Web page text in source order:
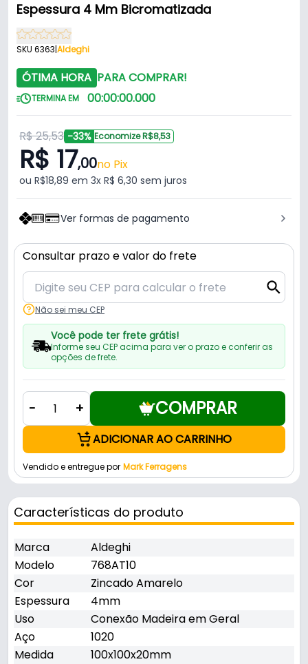
Espessura 4 Mm Bicromatizada
SKU 6363|Aldeghi
ÓTIMA HORA PARA COMPRAR!
TERMINA EM 00:00:00.000
R$ 25,53 -33% Economize R$8,53
R$ 17,00no Pix
ou R$18,89 em 3x R$ 6,30 sem juros
Ver formas de pagamento
Consultar prazo e valor do frete
Não sei meu CEP
Você pode ter frete grátis!
Informe seu CEP acima para ver o prazo e conferir as
opções de frete.
- + COMPRAR
ADICIONAR AO CARRINHO
Vendido e entregue por Mark Ferragens
Características do produto
Marca
Aldeghi
Modelo
768AT10
Cor
Zincado Amarelo
Espessura
4mm
Uso
Conexão Madeira em Geral
Aço
1020
Medida
100x100x20mm